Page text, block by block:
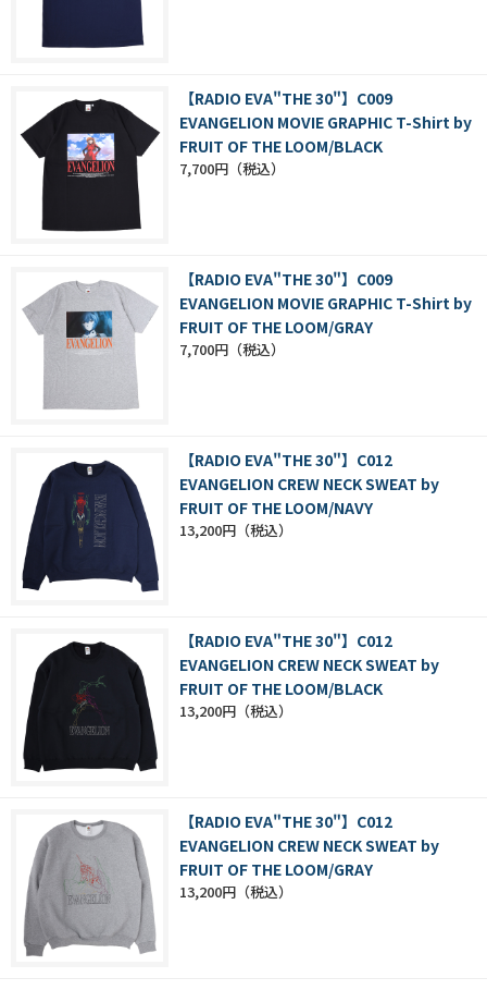
【RADIO EVA"THE 30"】C009
EVANGELION MOVIE GRAPHIC T-Shirt by
FRUIT OF THE LOOM/BLACK
7,700円
【RADIO EVA"THE 30"】C009
EVANGELION MOVIE GRAPHIC T-Shirt by
FRUIT OF THE LOOM/GRAY
7,700円
【RADIO EVA"THE 30"】C012
EVANGELION CREW NECK SWEAT by
FRUIT OF THE LOOM/NAVY
13,200円
【RADIO EVA"THE 30"】C012
EVANGELION CREW NECK SWEAT by
FRUIT OF THE LOOM/BLACK
13,200円
【RADIO EVA"THE 30"】C012
EVANGELION CREW NECK SWEAT by
FRUIT OF THE LOOM/GRAY
13,200円